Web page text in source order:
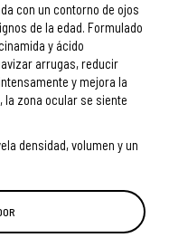
con un contorno de ojos
de la edad. Formulado
y ácido
arrugas, reducir
y mejora la
la zona ocular se siente
densidad, volumen y un